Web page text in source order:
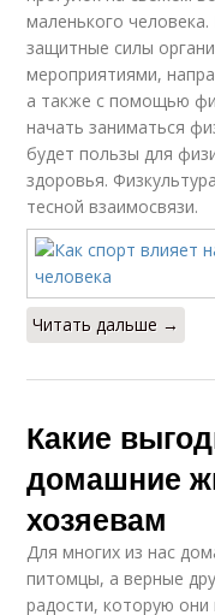
маленького
защитные силы
мероприятиями,
а также с помощью
начать заниматься
будет пользы для
здоровья.
тесной взаимосвязи.
Читать дальше →
Какие
домашние
хозяевам
Для многих из нас
питомцы, а верные
радости, которую